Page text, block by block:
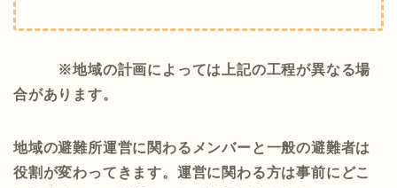
※地域の計画によっては上記の工程が異なる場
合があります。
地域の避難所運営に関わるメンバーと一般の避難者は
役割が変わってきます。運営に関わる方は事前にどこ